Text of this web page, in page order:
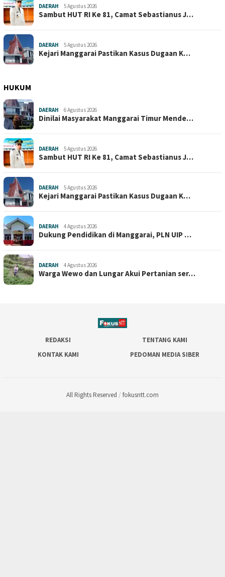
DAERAH 5 Agustus 2026
Sambut HUT RI Ke 81, Camat Sebastianus J…
DAERAH 5 Agustus 2026
Kejari Manggarai Pastikan Kasus Dugaan K…
HUKUM
DAERAH 6 Agustus 2026
Dinilai Masyarakat Manggarai Timur Mende…
DAERAH 5 Agustus 2026
Sambut HUT RI Ke 81, Camat Sebastianus J…
DAERAH 5 Agustus 2026
Kejari Manggarai Pastikan Kasus Dugaan K…
DAERAH 4 Agustus 2026
Dukung Pendidikan di Manggarai, PLN UIP …
DAERAH 4 Agustus 2026
Warga Wewo dan Lungar Akui Pertanian ser…
REDAKSI
TENTANG KAMI
KONTAK KAMI
PEDOMAN MEDIA SIBER
All Rights Reserved / fokusntt.com